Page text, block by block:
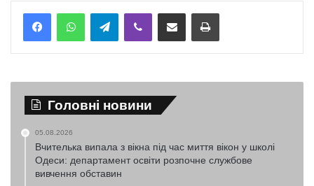
TelegramViber Надіслати електронною поштоюНадрукувати
Головні новини
05.08.2026
Вчителька випала з вікна під час миття вікон у школі
Одеси: департамент освіти розпочне службове
вивчення обставин